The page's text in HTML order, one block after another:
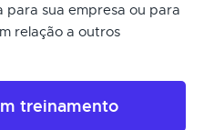
para sua empresa ou para
relação a outros
treinamento